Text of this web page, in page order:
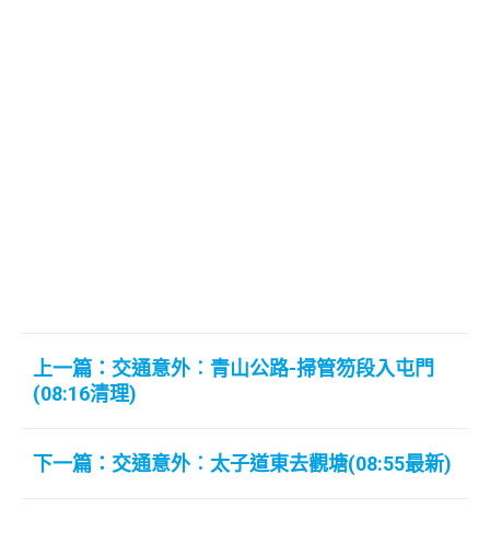
上一篇：交通意外︰青山公路-掃管笏段入屯門
(08:16清理)
下一篇：交通意外︰太子道東去觀塘(08:55最新)